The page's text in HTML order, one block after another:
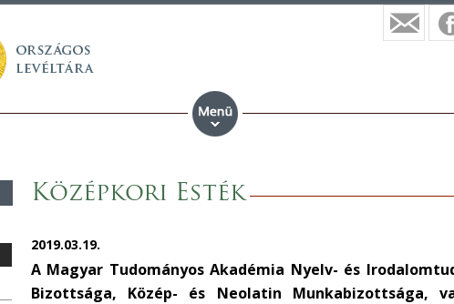
Középkori Esték
2019.03.19.
A Magyar Tudományos Akadémia Nyelv- és
Bizottsága, Közép- és Neolatin Munkabizottsága,